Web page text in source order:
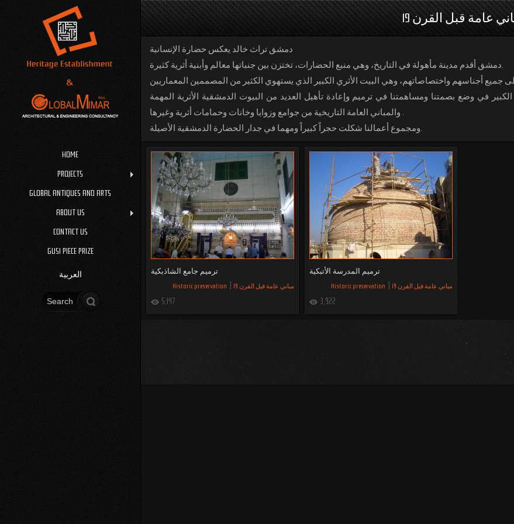
HOME
PROJECTS
GLOBAL ANTIQUES AND ARTS
ABOUT US
CONTACT US
GUSI PIECE PRIZE
العربية
Search
عامة قبل القرن 19
دمشق تراث خالد يعكس حضارة الإنسانية
دمشق أقدم مدينة مأهولة في التاريخ، وهي منبع الحضارات، تختزن بين جنباتها معالم وأبنية أثرية كثيرة.
في وضع بصمتنا ومساهمتنا في ترميم وإعادة تأهيل العديد من البيوت الدمشقية الأثرية المهمة
والمباني العامة التاريخية من جوامع وزوايا وخانات وحمامات أثرية وغيرها .
ومجموع أعمالنا شكلت حجراً كبيراً ومهما في جدار الحضارة الدمشقية الأصيلة.
ترميم جامع الشاذبكية
Historic preservation مباني عامة قبل القرن 19
5,147
ترميم المدرسة الأتبكية
Historic preservation مباني عامة قبل القرن 19
3,922